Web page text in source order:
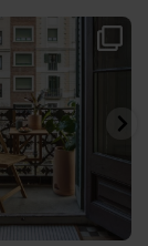
møder tidløst design⁠
...
9 0